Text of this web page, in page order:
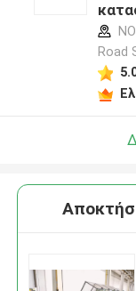
Road